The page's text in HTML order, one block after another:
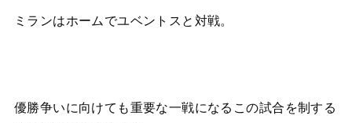
ミランはホームでユベントスと対戦。
優勝争いに向けても重要な一戦になるこの試合を制する